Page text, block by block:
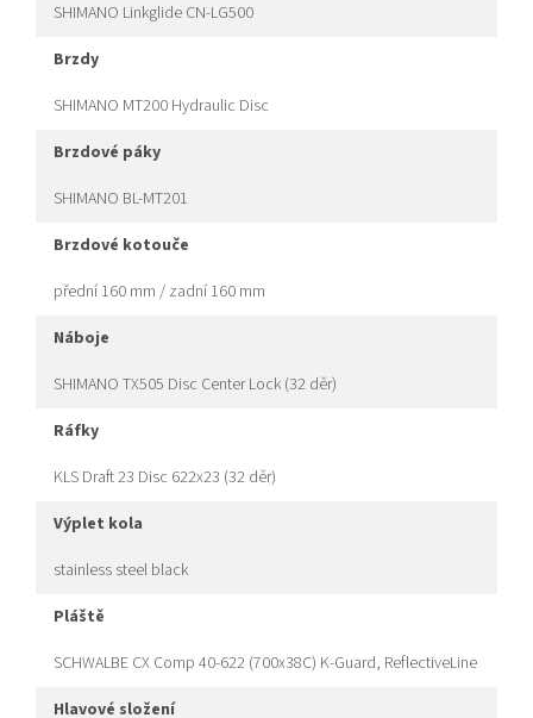
SHIMANO Linkglide CN-LG500
brzdy
SHIMANO MT200 Hydraulic Disc
brzdové páky
SHIMANO BL-MT201
brzdové kotouče
přední 160 mm / zadní 160 mm
náboje
SHIMANO TX505 Disc Center Lock (32 děr)
ráfky
KLS Draft 23 Disc 622x23 (32 děr)
výplet kola
stainless steel black
pláště
SCHWALBE CX Comp 40-622 (700x38C) K-Guard, ReflectiveLine
hlavové složení